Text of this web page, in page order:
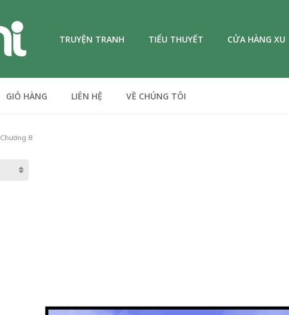
TRUYỆN TRANH TIỂU THUYẾT CỬA HÀNG XU
GIỎ HÀNG LIÊN HỆ VỀ CHÚNG TÔI
Chương 8